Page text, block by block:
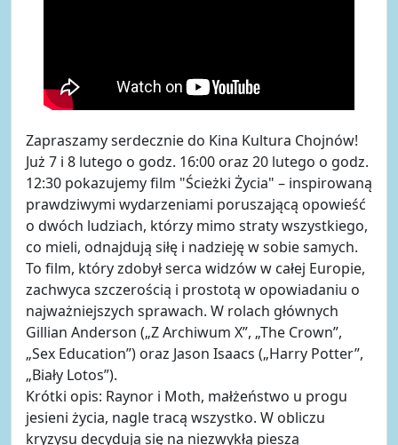
Zapraszamy serdecznie do Kina Kultura Chojnów!
Już 7 i 8 lutego o godz. 16:00 oraz 20 lutego o godz.
12:30 pokazujemy film "Ścieżki Życia" – inspirowaną
prawdziwymi wydarzeniami poruszającą opowieść
o dwóch ludziach, którzy mimo straty wszystkiego,
co mieli, odnajdują siłę i nadzieję w sobie samych.
To film, który zdobył serca widzów w całej Europie,
zachwyca szczerością i prostotą w opowiadaniu o
najważniejszych sprawach. W rolach głównych
Gillian Anderson („Z Archiwum X”, „The Crown”,
„Sex Education”) oraz Jason Isaacs („Harry Potter”,
„Biały Lotos”).
Krótki opis: Raynor i Moth, małżeństwo u progu
jesieni życia, nagle tracą wszystko. W obliczu
kryzysu decydują się na niezwykłą pieszą